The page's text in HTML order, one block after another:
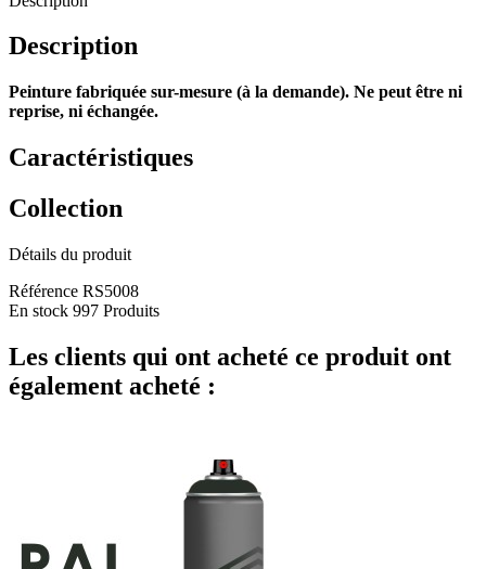
Description
Peinture fabriquée sur-mesure (à la demande). Ne peut être ni
reprise, ni échangée.
Caractéristiques
Collection
Détails du produit
Référence RS5008
En stock 997 Produits
Les clients qui ont acheté ce produit ont
également acheté :